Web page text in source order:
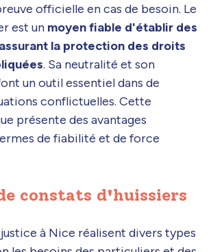
officielle en cas de besoin. Le
est un moyen fiable d'établir des
la protection des droits
. Sa neutralité et son
un outil essentiel dans de
conflictuelles. Cette
présente des avantages
de fiabilité et de force
constats d'huissiers
à Nice réalisent divers types